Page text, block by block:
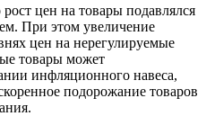
цен на товары подавлялся
При этом увеличение
цен на нерегулируемые
товары может
инфляционного навеса,
подорожание товаров